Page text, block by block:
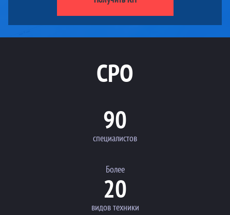
СРО
90
специалистов
Более
20
видов техники